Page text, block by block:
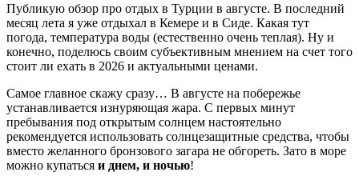
Публикую обзор про отдых в Турции в августе. В последний
месяц лета я уже отдыхал в Кемере и в Сиде. Какая тут
погода, температура воды (естественно очень теплая). Ну и
конечно, поделюсь своим субъективным мнением на счет того
стоит ли ехать в 2026 и актуальными ценами.
Самое главное скажу сразу… В августе на побережье
устанавливается изнуряющая жара. С первых минут
пребывания под открытым солнцем настоятельно
рекомендуется использовать солнцезащитные средства, чтобы
вместо желанного бронзового загара не обгореть. Зато в море
можно купаться и днем, и ночью!